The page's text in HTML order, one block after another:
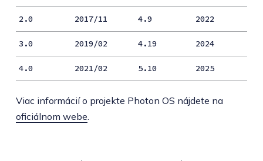
2.0 2017/11 4.9 2022
3.0 2019/02 4.19 2024
4.0 2021/02 5.10 2025
Viac informácií o projekte Photon OS nájdete na
oficiálnom webe